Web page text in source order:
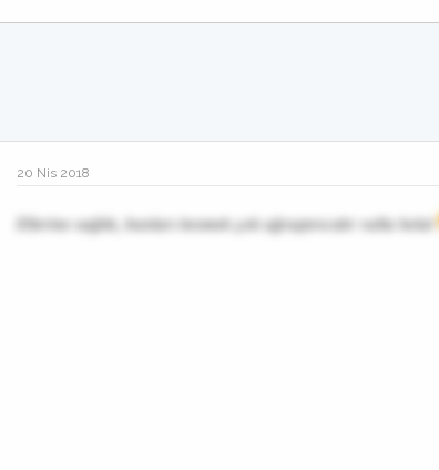
20 Nis 2018
Ellerine sağlık, bunları kesmek çok uğraştırıcıdır valla helal